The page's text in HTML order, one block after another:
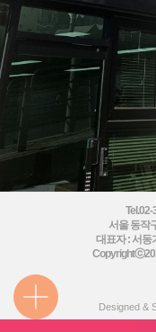
서울 동작
대표자 : 서
Designed &